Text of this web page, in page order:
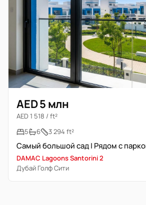
AED 5 млн
AED 1 518 / ft²
5
6 3 294 ft²
DAMAC Lagoons Santorini 2
Дубай Голф Сити